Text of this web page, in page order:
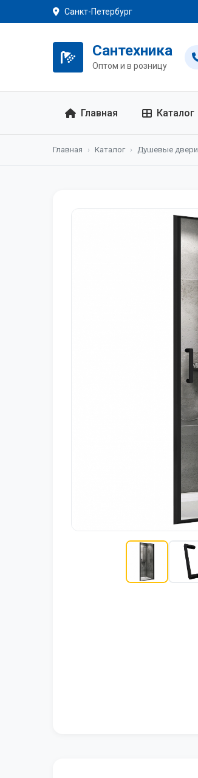
Санкт-Петербург
Сантехника
Оптом и в розницу
Главная Каталог
Главная › Каталог › Душевые двери